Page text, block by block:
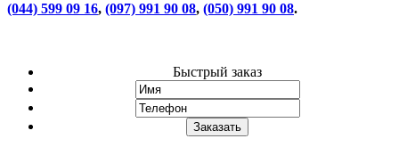
(044) 599 09 16, (097) 991 90 08, (050) 991 90 08.
Быстрый заказ